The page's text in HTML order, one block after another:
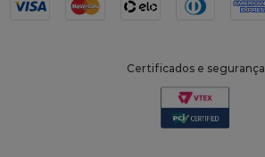
Certificados e segurança